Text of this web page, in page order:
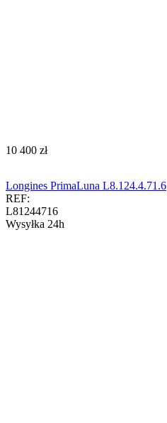
‍10 400‍ zł
Longines PrimaLuna L8.124.4.71.6
REF:
L81244716
Wysyłka 24h